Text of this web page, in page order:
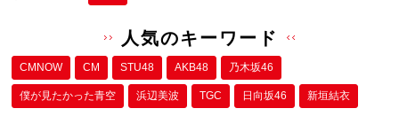
人気のキーワード
CMNOW CM STU48 AKB48 乃木坂46
僕が⾒たかった⻘空 浜辺美波 TGC 日向坂46 新垣結衣